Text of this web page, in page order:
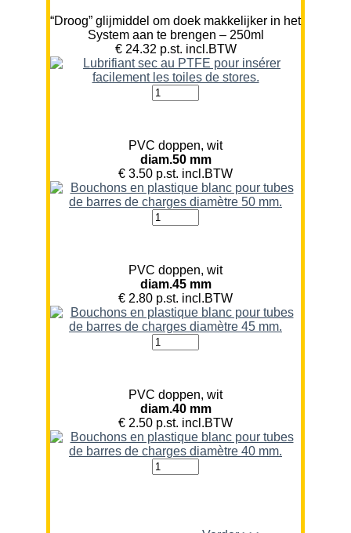
“Droog” glijmiddel om doek makkelijker in het
System aan te brengen – 250ml
€ 24.32 p.st. incl.BTW
PVC doppen, wit
diam.50 mm
€ 3.50 p.st. incl.BTW
PVC doppen, wit
diam.45 mm
€ 2.80 p.st. incl.BTW
PVC doppen, wit
diam.40 mm
€ 2.50 p.st. incl.BTW